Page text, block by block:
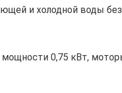
и холодной воды
0,75 кВт,